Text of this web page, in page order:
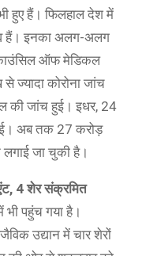
हुए हैं। फिलहाल देश में
हैं। इनका अलग-अलग
ऑफ मेडिकल
ज्यादा कोरोना जांच
की जांच हुई। इधर, 24
अब तक 27 करोड़
जा चुकी है।
4 शेर संक्रमित
भी पहुंच गया है।
उद्यान में चार शेरों